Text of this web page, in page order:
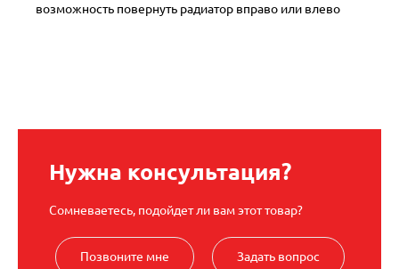
возможность повернуть радиатор вправо или влево
Нужна консультация?
Сомневаетесь, подойдет ли вам этот товар?
Позвоните мне Задать вопрос